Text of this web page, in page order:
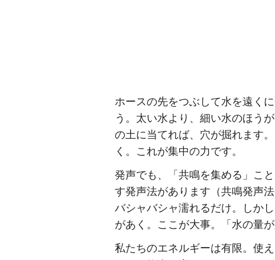
ホースの先をつぶして水を遠く
う。太い水より、細い水のほう
の土に当てれば、穴が掘れます
く。これが集中の力です。
発声でも、「共鳴を集める」こ
す発声法があります（共鳴発声
バシャバシャ濡れるだけ。しか
があく。ここが大事。「水の量
私たちのエネルギーは有限。使